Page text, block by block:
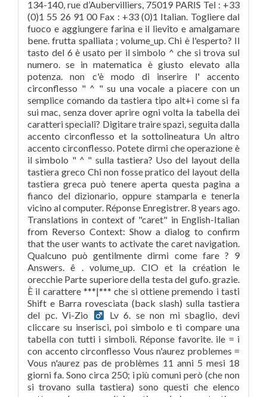
134-140, rue d’Aubervilliers, 75019 PARIS Tel : +33
(0)1 55 26 91 00 Fax : +33 (0)1 Italian. Togliere dal
fuoco e aggiungere farina e il lievito e amalgamare
bene. frutta spalliata ; volume_up. Chi è l'esperto? Il
tasto del 6 è usato per il simbolo ^ che si trova sul
numero. se in matematica è giusto elevato alla
potenza. non c'è modo di inserire l' accento
circonflesso " ^ " su una vocale a piacere con un
semplice comando da tastiera tipo alt+ì come si fa
sui mac, senza dover aprire ogni volta la tabella dei
caratteri speciali? Digitare traire spazi, seguita dalla
accento circonflesso et la sottolineatura Un altro
accento circonflesso. Potete dirmi che operazione è
il simbolo " ^ " sulla tastiera? Uso del layout della
tastiera greco Chi non fosse pratico del layout della
tastiera greca può tenere aperta questa pagina a
fianco del dizionario, oppure stamparla e tenerla
vicino al computer. Réponse Enregistrer. 8 years ago.
Translations in context of "caret" in English-Italian
from Reverso Context: Show a dialog to confirm
that the user wants to activate the caret navigation.
Qualcuno può gentilmente dirmi come fare ? 9
Answers. ê . volume_up. CIO et la création le
orecchie Parte superiore della testa del gufo. grazie.
È il carattere ***|*** che si ottiene premendo i tasti
Shift e Barra rovesciata (back slash) sulla tastiera
del pc. Vi-Zio
Lv 6. se non mi sbaglio, devi
cliccare su inserisci, poi simbolo e ti compare una
tabella con tutti i simboli. Réponse favorite. ile = i
con accento circonflesso Vous n'aurez problemes =
Vous n'aurez pas de problèmes 11 anni 5 mesi 18
giorni fa. Sono circa 250; i più comuni però (che non
si trovano sulla tastiera) sono questi che elenco